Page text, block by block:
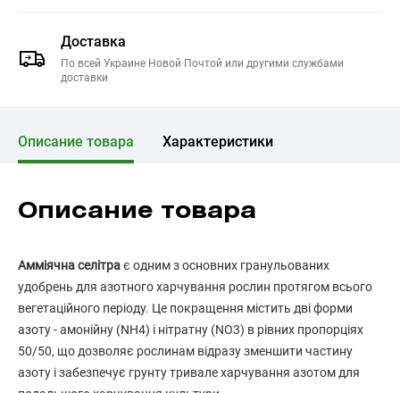
Доставка
По всей Украине Новой Почтой или другими службами
доставки
Описание товара Характеристики
Описание товара
Амміячна селітрає одним з основних гранульованих
удобрень для азотного харчування рослин протягом всього
вегетаційного періоду. Це покращення містить дві форми
азоту - амонійну (NH4) і нітратну (NO3) в рівних пропорціях
50/50, що дозволяє рослинам відразу зменшити частину
азоту і забезпечує грунту тривале харчування азотом для